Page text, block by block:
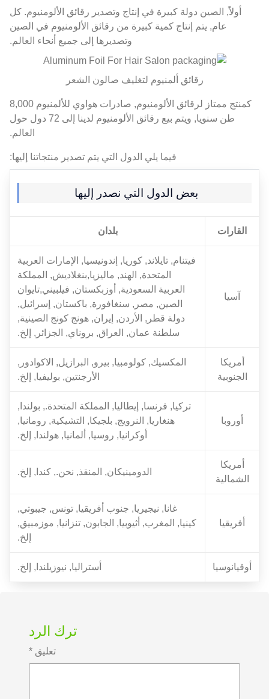
أولاً, الصين دولة كبيرة في إنتاج وتصدير رقائق الألومنيوم. كل
عام, يتم إنتاج كمية كبيرة من رقائق الألومنيوم في الصين
وتصديرها إلى جميع أنحاء العالم.
رقائق ألمنيوم لتغليف صالون الشعر
كمنتج ممتاز لرقائق الألومنيوم, صادرات هواوي للألمنيوم 8,000
طن سنويا, ويتم بيع رقائق الألومنيوم لدينا إلى 72 دول حول
العالم.
فيما يلي الدول التي يتم تصدير منتجاتنا إليها:
بعض الدول التي نصدر إليها
القارات بلدان
آسيا
فيتنام, تايلاند, كوريا, إندونيسيا, الإمارات العربية
المتحدة, الهند, ماليزيا,بنغلاديش, المملكة
العربية السعودية, أوزبكستان, فيلبيني,تايوان
الصين, مصر, سنغافورة, باكستان, إسرائيل,
دولة قطر, الأردن, إيران, هونج كونج الصينية,
سلطنة عمان, العراق, بروناي, الجزائر, إلخ.
أمريكا
الجنوبية
المكسيك, كولومبيا, بيرو, البرازيل, الاكوادور,
الأرجنتين, بوليفيا, إلخ.
أوروبا
تركيا, فرنسا, إيطاليا, المملكة المتحدة., بولندا,
هنغاريا, النرويج, بلجيكا, التشيكية, رومانيا,
أوكرانيا, روسيا, ألمانيا, هولندا, إلخ.
أمريكا
الشمالية
الدومينيكان, المنقذ, نحن., كندا, إلخ.
أفريقيا
غانا, نيجيريا, جنوب أفريقيا, تونس, جيبوتي,
كينيا, المغرب, أثيوبيا, الجابون, تنزانيا, موزمبيق,
إلخ.
أوقيانوسيا أستراليا, نيوزيلندا, إلخ.
ترك الرد
تعليق *